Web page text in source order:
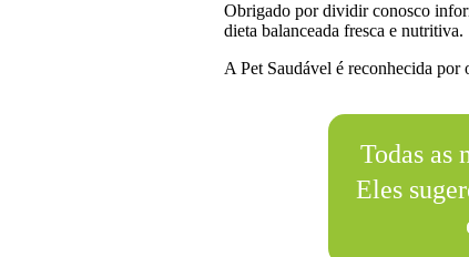
Obrigado por dividir conosco
dieta balanceada fresca e nutritiva.
A Pet Saudável é reconhecida por
Todas as
Eles